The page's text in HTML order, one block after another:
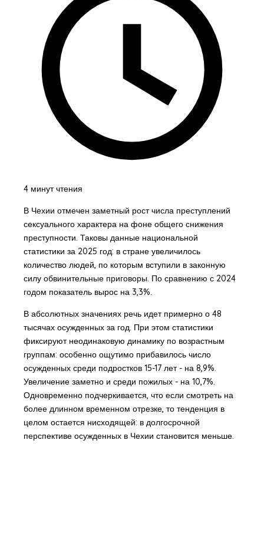
4 минут чтения
В Чехии отмечен заметный рост числа преступлений
сексуального характера на фоне общего снижения
преступности. Таковы данные национальной
статистики за 2025 год: в стране увеличилось
количество людей, по которым вступили в законную
силу обвинительные приговоры. По сравнению с 2024
годом показатель вырос на 3,3%.
В абсолютных значениях речь идет примерно о 48
тысячах осужденных за год. При этом статистики
фиксируют неодинаковую динамику по возрастным
группам: особенно ощутимо прибавилось число
осужденных среди подростков 15-17 лет - на 8,9%.
Увеличение заметно и среди пожилых - на 10,7%.
Одновременно подчеркивается, что если смотреть на
более длинном временном отрезке, то тенденция в
целом остается нисходящей: в долгосрочной
перспективе осужденных в Чехии становится меньше.